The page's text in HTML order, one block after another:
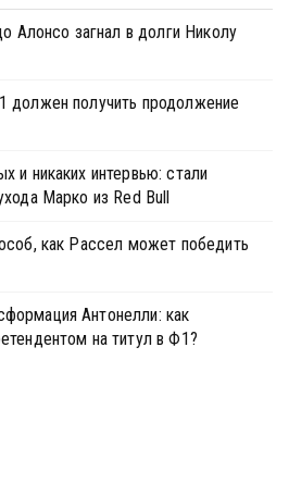
Алонсо загнал в долги Николу
получить продолжение
и никаких интервью: стали
Марко из Red Bull
как Рассел может победить
Антонелли: как
на титул в Ф1?